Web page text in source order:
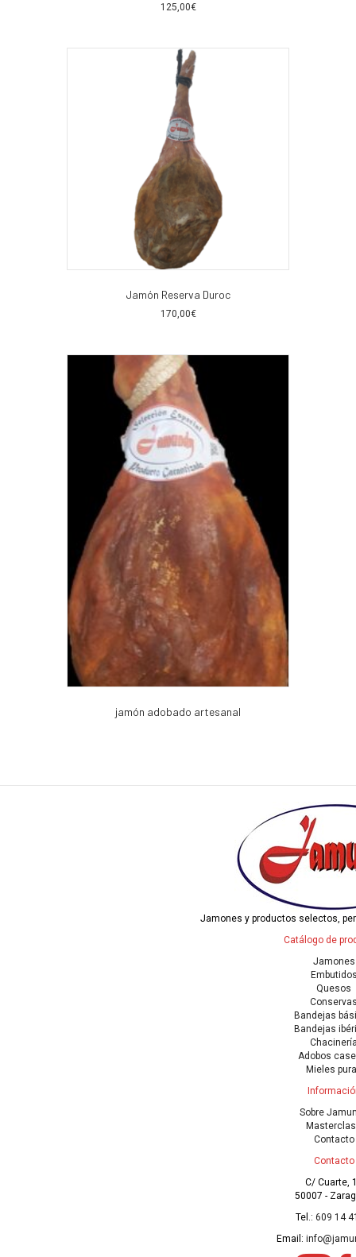
125,00€
Jamón Reserva Duroc
170,00€
jamón adobado artesanal
Jamones y productos selectos,
Catálogo de
Jamones
Quesos
Bandejas
Bandejas
Adobos
Mieles
Sobre
Contacto
Contacto
C/ Cuarte,
50007 -
Tel.: 609 14
Email: